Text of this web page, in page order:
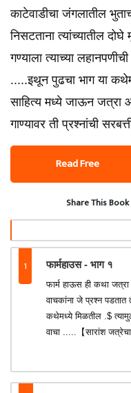
काटेवाडीचा जंगलातील
निसटताना त्यांच्यातील
गण्याला त्याच्या
.....इथून पुढचा भाग या
साहित्य मध्ये जाऊन जत्रा
गाण्यावर ती प्रश्नांची
Read Free
Share This
1 फार्महाउस - भाग १
फार्म हाऊस ही कथा
वाचकांना जे प्रश्न पडतात
कथेमध्ये मिळतील .$
वाचा .....【सारांश जत्रेचा